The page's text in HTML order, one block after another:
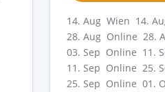
14. Aug Wien 14.
28. Aug Online 28.
03. Sep Online 11.
11. Sep Online 25.
25. Sep Online 01.